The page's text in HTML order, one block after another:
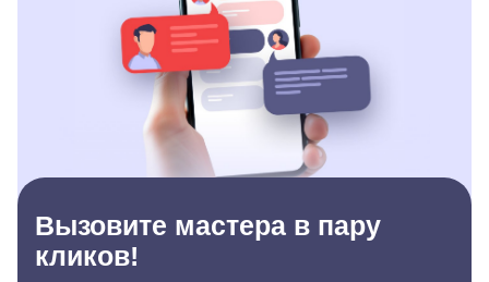
Вызовите мастера в пару
кликов!